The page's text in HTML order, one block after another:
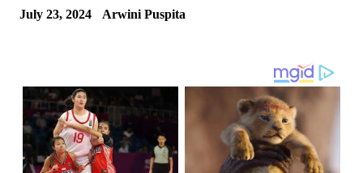
July 23, 2024 Arwini Puspita